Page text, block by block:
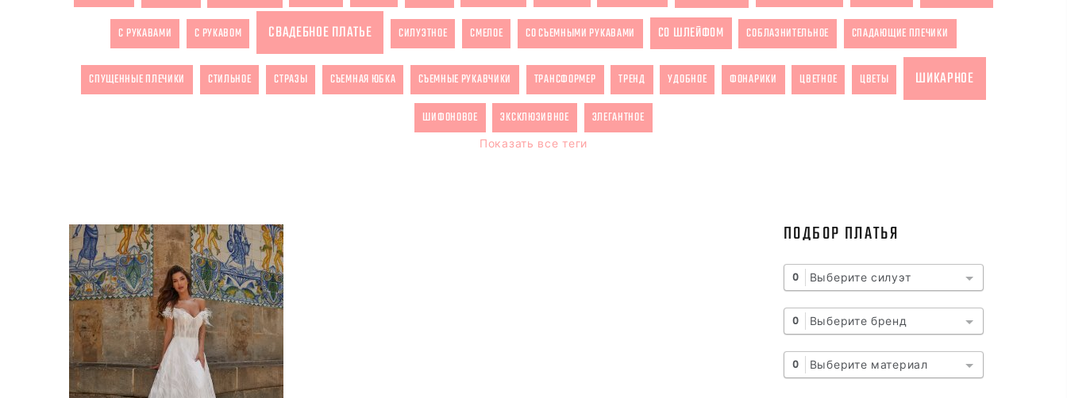
С РУКАВАМИ С РУКАВОМ СВАДЕБНОЕ ПЛАТЬЕ СИЛУЭТНОЕ СМЕЛОЕ СО СЪЕМНЫМИ РУКАВАМИ СО ШЛЕЙФОМ СОБЛАЗНИТЕЛЬНОЕ СПАДАЮЩИЕ ПЛЕЧИКИ
СПУЩЕННЫЕ ПЛЕЧИКИ СТИЛЬНОЕ СТРАЗЫ СЪЕМНАЯ ЮБКА СЪЕМНЫЕ РУКАВЧИКИ ТРАНСФОРМЕР ТРЕНД УДОБНОЕ ФОНАРИКИ ЦВЕТНОЕ ЦВЕТЫ ШИКАРНОЕ
ШИФОНОВОЕ ЭКСКЛЮЗИВНОЕ ЭЛЕГАНТНОЕ
Показать все теги
ПОДБОР ПЛАТЬЯ
0 Выберите силуэт
0 Выберите бренд
0 Выберите материал